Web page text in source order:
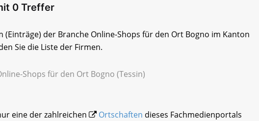
0 Treffer
(Einträge) der Branche Online-Shops für den Ort Bogno im Kanton
Sie die Liste der Firmen.
Shops für den Ort Bogno (Tessin)
eine der zahlreichen Ortschaften dieses Fachmedienportals